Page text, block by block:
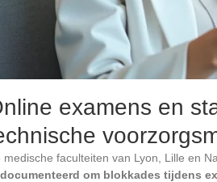
examens en
medische faculteiten van Lyon, Lille en
om blokkades tijdens